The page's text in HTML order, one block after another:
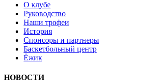
О клубе
Руководство
Наши трофеи
История
Спонсоры и партнеры
Баскетбольный центр
Ёжик
НОВОСТИ